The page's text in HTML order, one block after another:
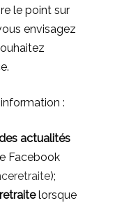
le point sur
envisagez
:
actualités
Facebook
);
retraitelorsque